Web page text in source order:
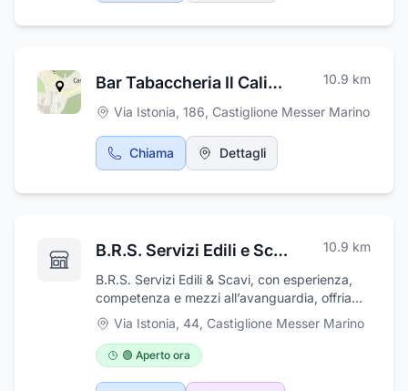
ad ogni anziano, che necessita di trovare
riposo). La Casa di Accoglienza Mons.
una collaudata ed efficiente organizzazione in
grado di gestire ogni eventualità con grande
professionalità e competenza.
Bar Tabaccheria Il Calice di Colacillo Gian Luca 10.9 km
Via Istonia, 186, Castiglione Messer Marino
Chiama Dettagli
B.R.S. Servizi Edili e Scavi 10.9 km
B.R.S. Servizi Edili & Scavi, con esperienza,
competenza e mezzi all’avanguardia, offriamo
soluzioni su misura per privati, imprese e
pubblica amministrazione.Ci occupiamo
di:Scavi e demolizioniRealizzazione di
fondazioni e strutture in cemento
Via Istonia, 44, Castiglione Messer Marino
🟢 Aperto ora